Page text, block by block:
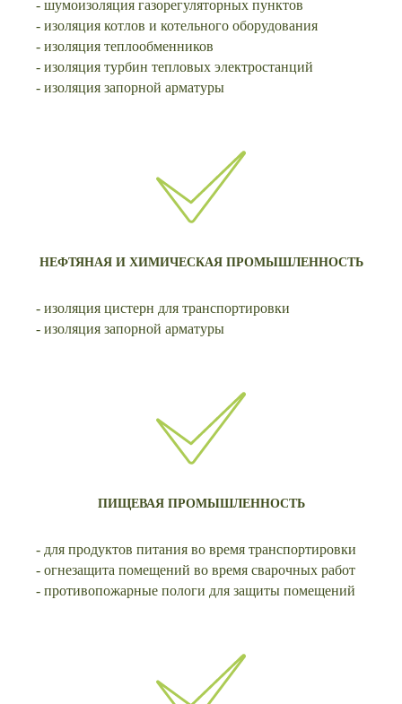
- шумоизоляция газорегуляторных пунктов
- изоляция котлов и котельного оборудования
- изоляция теплообменников
- изоляция турбин тепловых электростанций
- изоляция запорной арматуры
НЕФТЯНАЯ И ХИМИЧЕСКАЯ ПРОМЫШЛЕННОСТЬ
- изоляция цистерн для транспортировки
- изоляция запорной арматуры
ПИЩЕВАЯ ПРОМЫШЛЕННОСТЬ
- для продуктов питания во время транспортировки
- огнезащита помещений во время сварочных работ
- противопожарные пологи для защиты помещений